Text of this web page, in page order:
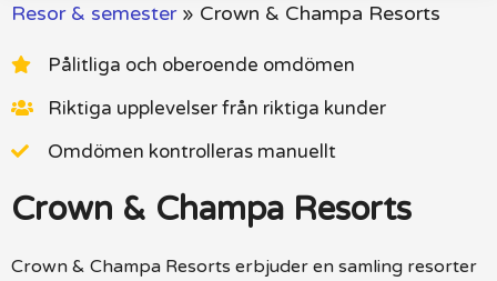
Resor & semester» Crown & Champa Resorts
Pålitliga och oberoende omdömen
Riktiga upplevelser från riktiga kunder
Omdömen kontrolleras manuellt
Crown & Champa Resorts
Crown & Champa Resorts erbjuder en samling resorter